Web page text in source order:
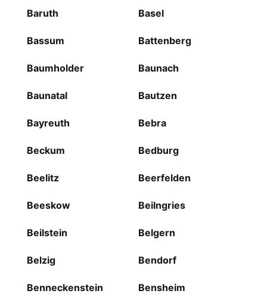
Baruth Basel
Bassum Battenberg
Baumholder Baunach
Baunatal Bautzen
Bayreuth Bebra
Beckum Bedburg
Beelitz Beerfelden
Beeskow Beilngries
Beilstein Belgern
Belzig Bendorf
Benneckenstein Bensheim